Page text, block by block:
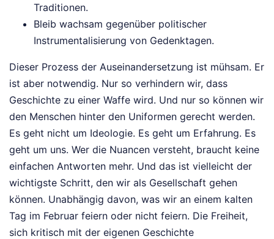
Traditionen.
Bleib wachsam gegenüber politischer
Instrumentalisierung von Gedenktagen.
Dieser Prozess der Auseinandersetzung ist mühsam. Er
ist aber notwendig. Nur so verhindern wir, dass
Geschichte zu einer Waffe wird. Und nur so können wir
den Menschen hinter den Uniformen gerecht werden.
Es geht nicht um Ideologie. Es geht um Erfahrung. Es
geht um uns. Wer die Nuancen versteht, braucht keine
einfachen Antworten mehr. Und das ist vielleicht der
wichtigste Schritt, den wir als Gesellschaft gehen
können. Unabhängig davon, was wir an einem kalten
Tag im Februar feiern oder nicht feiern. Die Freiheit,
sich kritisch mit der eigenen Geschichte